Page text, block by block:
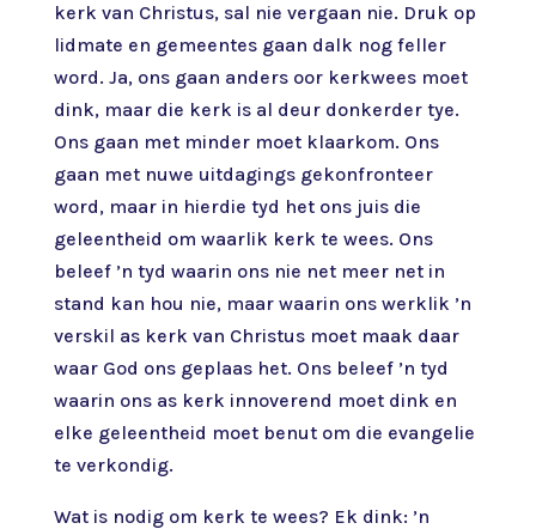
kerk van Christus, sal nie vergaan nie. Druk op
lidmate en gemeentes gaan dalk nog feller
word. Ja, ons gaan anders oor kerkwees moet
dink, maar die kerk is al deur donkerder tye.
Ons gaan met minder moet klaarkom. Ons
gaan met nuwe uitdagings gekonfronteer
word, maar in hierdie tyd het ons juis die
geleentheid om waarlik kerk te wees. Ons
beleef ’n tyd waarin ons nie net meer net in
stand kan hou nie, maar waarin ons werklik ’n
verskil as kerk van Christus moet maak daar
waar God ons geplaas het. Ons beleef ’n tyd
waarin ons as kerk innoverend moet dink en
elke geleentheid moet benut om die evangelie
te verkondig.
Wat is nodig om kerk te wees? Ek dink: ’n